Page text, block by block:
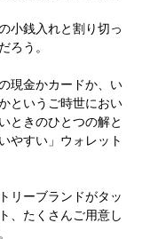
小銭入れと割り切っ
ろう。
現金かカードか、い
というご時世におい
ときのひとつの解と
やすい」ウォレット
リーブランドがタッ
、たくさんご用意し